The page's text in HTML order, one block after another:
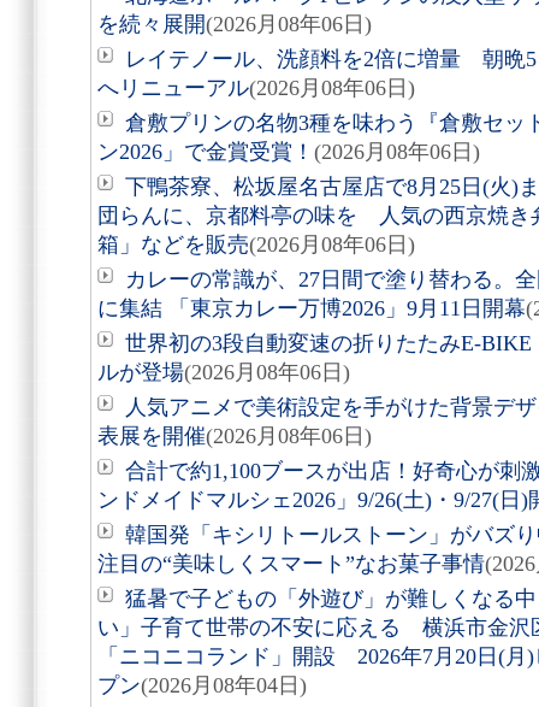
を続々展開(2026月08年06日)
レイテノール、洗顔料を2倍に増量 朝晩
へリニューアル(2026月08年06日)
倉敷プリンの名物3種を味わう『倉敷セッ
ン2026」で金賞受賞！ (2026月08年06日)
下鴨茶寮、松坂屋名古屋店で8月25日(火)
団らんに、京都料亭の味を 人気の西京焼き
箱」などを販売(2026月08年06日)
カレーの常識が、27日間で塗り替わる。
に集結 「東京カレー万博2026」9月11日開幕
世界初の3段自動変速の折りたたみE-
ルが登場(2026月08年06日)
人気アニメで美術設定を手がけた背景デ
表展を開催(2026月08年06日)
合計で約1,100ブースが出店！好奇心が
ンドメイドマルシェ2026」9/26(土)・9/27(日)
韓国発「キシリトールストーン」がバズ
注目の“美味しくスマート”なお菓子事情
猛暑で子どもの「外遊び」が難しくなる
い」子育て世帯の不安に応える 横浜市金沢
「ニコニコランド」開設 2026年7月20日(
プン(2026月08年04日)